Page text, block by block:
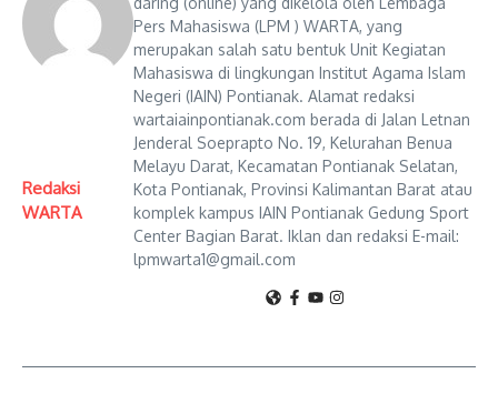
Redaksi
WARTA
Pers Mahasiswa (LPM ) WARTA, yang
merupakan salah satu bentuk Unit Kegiatan
Mahasiswa di lingkungan Institut Agama Islam
Negeri (IAIN) Pontianak. Alamat redaksi
wartaiainpontianak.com berada di Jalan Letnan
Jenderal Soeprapto No. 19, Kelurahan Benua
Melayu Darat, Kecamatan Pontianak Selatan,
Kota Pontianak, Provinsi Kalimantan Barat atau
komplek kampus IAIN Pontianak Gedung Sport
Center Bagian Barat. Iklan dan redaksi E-mail:
lpmwarta1@gmail.com